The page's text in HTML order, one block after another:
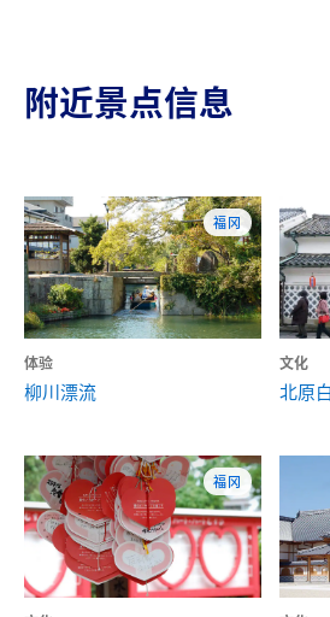
附近景点信息
福冈
体验
柳川漂流
文化
北原
福冈